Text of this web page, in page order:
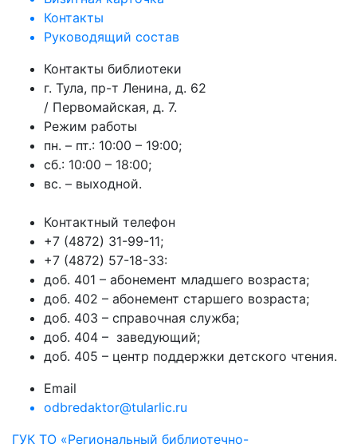
Контакты
Руководящий состав
Контакты библиотеки
г. Тула, пр-т Ленина, д. 62
/ Первомайская, д. 7.
Режим работы
пн. – пт.: 10:00 – 19:00;
сб.: 10:00 – 18:00;
вс. – выходной.
Контактный телефон
+7 (4872) 31-99-11;
+7 (4872) 57-18-33:
доб. 401 – абонемент младшего возраста;
доб. 402 – абонемент старшего возраста;
доб. 403 – справочная служба;
доб. 404 – заведующий;
доб. 405 – центр поддержки детского чтения.
Email
odbredaktor@tularlic.ru
ГУК ТО «Региональный библиотечно-